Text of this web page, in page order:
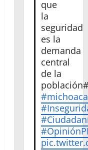
que
la
seguridad
es la
demanda
central
de la